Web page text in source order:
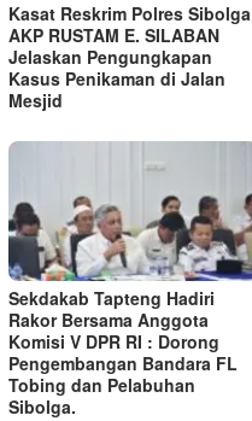
Kasat Reskrim Polres Sibolga
AKP RUSTAM E. SILABAN
Jelaskan Pengungkapan
Kasus Penikaman di Jalan
Mesjid
Sekdakab Tapteng Hadiri
Rakor Bersama Anggota
Komisi V DPR RI : Dorong
Pengembangan Bandara FL
Tobing dan Pelabuhan
Sibolga.